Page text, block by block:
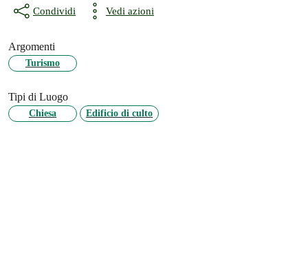
Condividi Vedi azioni
Argomenti
Turismo
Tipi di Luogo
Chiesa Edificio di culto